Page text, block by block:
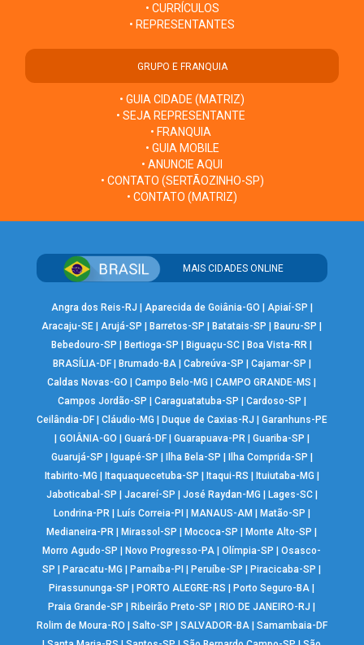
• CURRÍCULOS
• REPRESENTANTES
GRUPO E FRANQUIA
• GUIA CIDADE (MATRIZ)
• SEJA REPRESENTANTE
• FRANQUIA
• GUIA MOBILE
• ANUNCIE AQUI
• CONTATO (SERTÃOZINHO-SP)
• CONTATO (MATRIZ)
MAIS CIDADES ONLINE
Angra dos Reis-RJ Aparecida de Goiânia-GO Apiaí-SP
Aracaju-SE |Arujá-SP Barretos-SP Batatais-SP Bauru-SP
Bebedouro-SP
Bertioga-SP Biguaçu-SC Boa Vista-RR
BRASÍLIA-DF| Brumado-BA| Cabreúva-SP Cajamar-SP
Caldas Novas-GO
|Campo Belo-MG |CAMPO GRANDE-MS
Campos Jordão-SP
Caraguatatuba-SP Cardoso-SP
Ceilândia-DF| Cláudio-MG Duque de Caxias-RJ
Garanhuns-PE
GOIÂNIA-GO Guará-DF| Guarapuava-PR| Guariba-SP
Guarujá-SP
Iguapé-SP Ilha Bela-SP Ilha Comprida-SP
Itabirito-MG
Itaquaquecetuba-SP Itaqui-RS Ituiutaba-MG
Jaboticabal-SP
Jacareí-SP José Raydan-MG Lages-SC|
Londrina-PR| Luís Correia-PI MANAUS-AM Matão-SP
Medianeira-PR
Mirassol-SP Mococa-SP Monte Alto-SP
Morro Agudo-SP
Novo Progresso-PA |Olímpia-SP |Osasco-
SP
Paracatu-MG Parnaíba-PI Peruíbe-SP Piracicaba-SP
Pirassununga-SP
PORTO ALEGRE-RS Porto Seguro-BA
Praia Grande-SP
Ribeirão Preto-SP RIO DE JANEIRO-RJ
Rolim de Moura-RO
Salto-SP SALVADOR-BA| Samambaia-DF